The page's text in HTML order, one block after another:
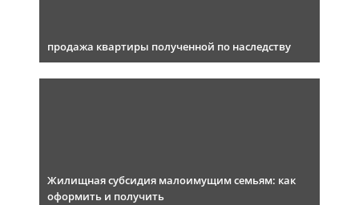
продажа квартиры полученной по наследству
Жилищная субсидия малоимущим семьям: как
оформить и получить